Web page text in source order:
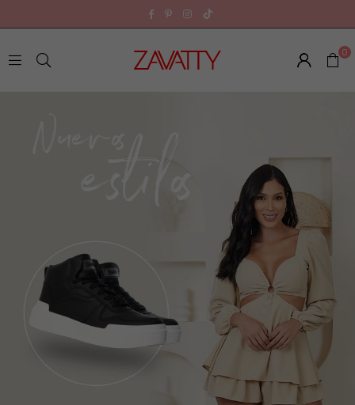
Facebook
PinterestInstagram
Z
Y
C
O
0